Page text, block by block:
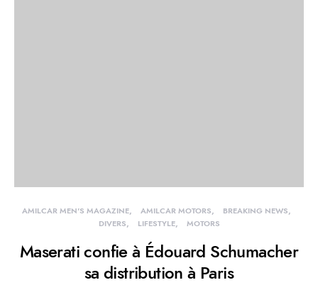
AMILCAR MEN'S MAGAZINE AMILCAR MOTORS
BREAKING NEWS
DIVERS
LIFESTYLE MOTORS
Maserati confie à Édouard Schumacher
sa distribution à Paris